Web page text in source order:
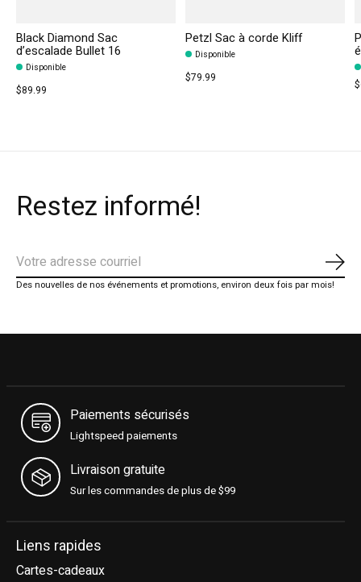
Black Diamond Sac
d’escalade Bullet 16
Disponible
$89.99
Petzl Sac à corde Kliff
Disponible
$79.99
Restez informé!
Des nouvelles de nos événements et promotions, environ deux fois par mois!
Paiements sécurisés
Lightspeed paiements
Livraison gratuite
Sur les commandes de plus de $99
Liens rapides
Cartes-cadeaux